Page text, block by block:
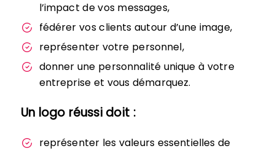
l’impact de vos messages,
fédérer vos clients autour d’une image,
représenter votre personnel,
donner une personnalité unique à votre
entreprise et vous démarquez.
Un logo réussi doit :
représenter les valeurs essentielles de